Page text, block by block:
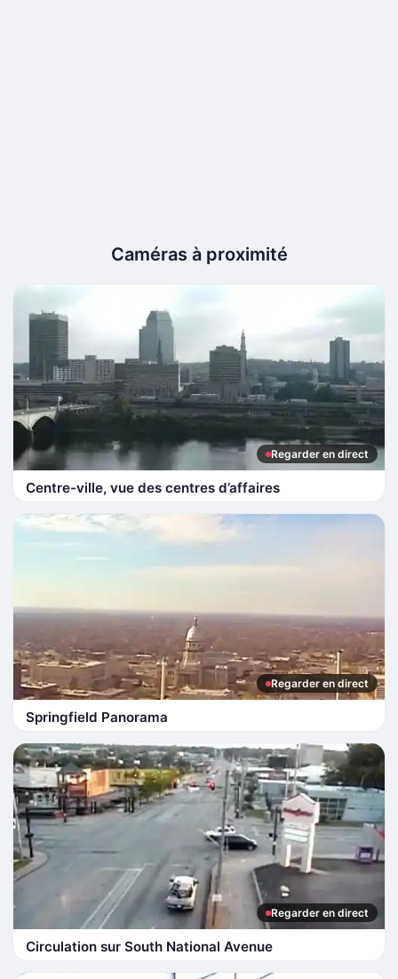
Caméras à proximité
Regarder en direct
Centre-ville, vue des centres d’affaires
Regarder en direct
Springfield Panorama
Regarder en direct
Circulation sur South National Avenue